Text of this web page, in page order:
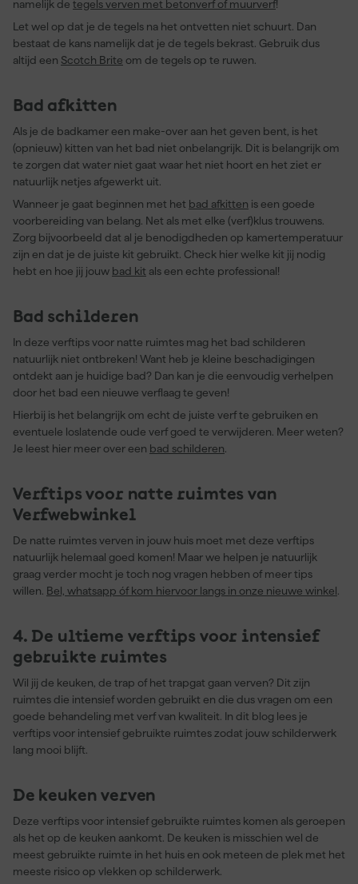
namelijk de tegels verven met betonverf of muurverf!
Let wel op dat je de tegels na het ontvetten niet schuurt. Dan
bestaat de kans namelijk dat je de tegels bekrast. Gebruik dus
altijd een Scotch Brite om de tegels op te ruwen.
Bad afkitten
Als je de badkamer een make-over aan het geven bent, is het
(opnieuw) kitten van het bad niet onbelangrijk. Dit is belangrijk om
te zorgen dat water niet gaat waar het niet hoort en het ziet er
natuurlijk netjes afgewerkt uit.
Wanneer je gaat beginnen met het bad afkitten is een goede
voorbereiding van belang. Net als met elke (verf)klus trouwens.
Zorg bijvoorbeeld dat al je benodigdheden op kamertemperatuur
zijn en dat je de juiste kit gebruikt. Check hier welke kit jij nodig
hebt en hoe jij jouw bad kit als een echte professional!
Bad schilderen
In deze verftips voor natte ruimtes mag het bad schilderen
natuurlijk niet ontbreken! Want heb je kleine beschadigingen
ontdekt aan je huidige bad? Dan kan je die eenvoudig verhelpen
door het bad een nieuwe verflaag te geven!
Hierbij is het belangrijk om echt de juiste verf te gebruiken en
eventuele loslatende oude verf goed te verwijderen. Meer weten?
Je leest hier meer over een bad schilderen.
Verftips voor natte ruimtes van
Verfwebwinkel
De natte ruimtes verven in jouw huis moet met deze verftips
natuurlijk helemaal goed komen! Maar we helpen je natuurlijk
graag verder mocht je toch nog vragen hebben of meer tips
willen. Bel, whatsapp óf kom hiervoor langs in onze nieuwe winkel.
4. De ultieme verftips voor intensief
gebruikte ruimtes
Wil jij de keuken, de trap of het trapgat gaan verven? Dit zijn
ruimtes die intensief worden gebruikt en die dus vragen om een
goede behandeling met verf van kwaliteit. In dit blog lees je
verftips voor intensief gebruikte ruimtes zodat jouw schilderwerk
lang mooi blijft.
De keuken verven
Deze verftips voor intensief gebruikte ruimtes komen als geroepen
als het op de keuken aankomt. De keuken is misschien wel de
meest gebruikte ruimte in het huis en ook meteen de plek met het
meeste risico op vlekken op schilderwerk.